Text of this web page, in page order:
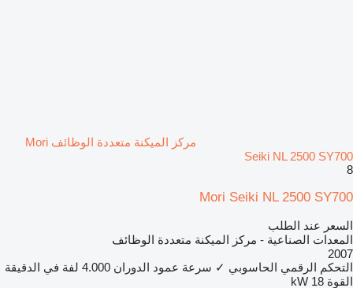
مركز الميكنة متعددة الوظائف Mori
Seiki NL 2500 SY700
8
Mori Seiki NL 2500 SY700
السعر عند الطلب
المعدات الصناعية - مركز الميكنة متعددة الوظائف
2007
التحكم الرقمي الحاسوبي ✓ سرعة عمود الدوران 4.000 لفة في الدقيقة
القوة 18 kW